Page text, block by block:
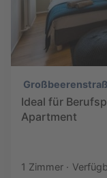
Ideal für
Apartment
1 Zimmer